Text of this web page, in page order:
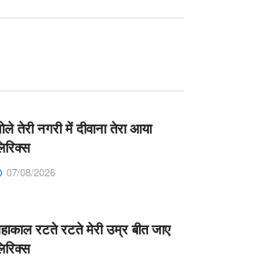
तेरी नगरी में दीवाना तेरा आया
07/08/2026
रटते रटते मेरी उम्र बीत जाए